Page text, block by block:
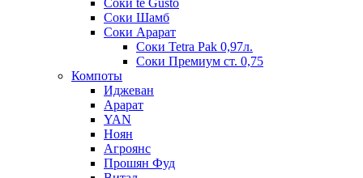
Соки te Gusto
Соки Шамб
Соки Арарат
Соки Tetra Pak 0,97л.
Соки Премиум ст. 0,75
Компоты
Иджеван
Арарат
YAN
Ноян
Агроянс
Прошян Фуд